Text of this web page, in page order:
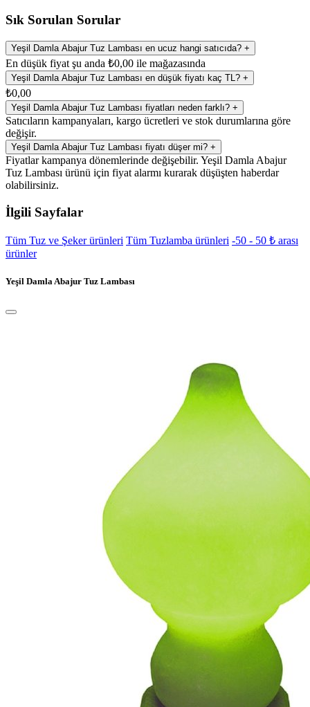
Sık Sorulan Sorular
Yeşil Damla Abajur Tuz Lambası en ucuz hangi satıcıda? +
En düşük fiyat şu anda ₺0,00 ile mağazasında
Yeşil Damla Abajur Tuz Lambası en düşük fiyatı kaç TL? +
₺0,00
Yeşil Damla Abajur Tuz Lambası fiyatları neden farklı? +
Satıcıların kampanyaları, kargo ücretleri ve stok durumlarına göre
değişir.
Yeşil Damla Abajur Tuz Lambası fiyatı düşer mi? +
Fiyatlar kampanya dönemlerinde değişebilir. Yeşil Damla Abajur
Tuz Lambası ürünü için fiyat alarmı kurarak düşüşten haberdar
olabilirsiniz.
İlgili Sayfalar
Tüm Tuz ve Şeker ürünleri Tüm Tuzlamba ürünleri -50 - 50 ₺ arası
ürünler
Yeşil Damla Abajur Tuz Lambası